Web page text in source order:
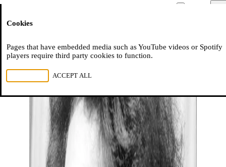
Cookies
Pages that have embedded media such as YouTube videos or Spotify
players require third party cookies to function.
ACCEPT ALL